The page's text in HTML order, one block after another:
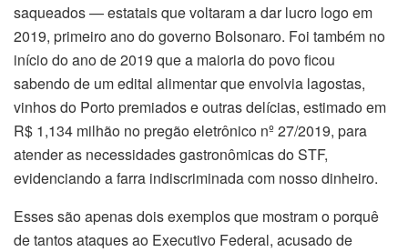
saqueados — estatais que voltaram a dar lucro logo em
2019, primeiro ano do governo Bolsonaro. Foi também no
início do ano de 2019 que a maioria do povo ficou
sabendo de um edital alimentarque envolvia lagostas,
vinhos do Porto premiados e outras delícias, estimado em
R$ 1,134 milhão no pregão eletrônico nº 27/2019, para
atender as necessidades gastronômicas do STF,
evidenciando a farra indiscriminada com nosso dinheiro.
Esses são apenas dois exemplos que mostram o porquê
de tantos ataques ao Executivo Federal, acusado de